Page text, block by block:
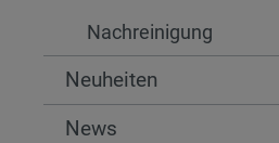
Nachreinigung
Neuheiten
News